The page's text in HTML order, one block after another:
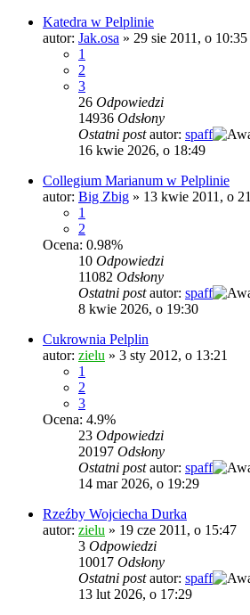
Katedra w Pelplinie
autor: Jak.osa » 29 sie 2011, o 10:35
1
2
3
26 Odpowiedzi
14936 Odsłony
Ostatni postautor: spaff
16 kwie 2026, o 18:49
Collegium Marianum w Pelplinie
autor: Big Zbig » 13 kwie 2011, o
1
2
Ocena: 0.98%
10 Odpowiedzi
11082 Odsłony
Ostatni postautor: spaff
8 kwie 2026, o 19:30
Cukrownia Pelplin
autor: zielu » 3 sty 2012, o 13:21
1
2
3
Ocena: 4.9%
23 Odpowiedzi
20197 Odsłony
Ostatni postautor: spaff
14 mar 2026, o 19:29
Rzeźby Wojciecha Durka
autor: zielu » 19 cze 2011, o 15:47
3 Odpowiedzi
10017 Odsłony
Ostatni postautor: spaff
13 lut 2026, o 17:29